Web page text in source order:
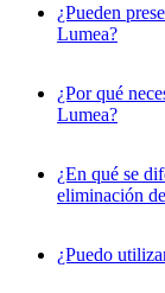
¿Pueden
Lumea?
¿Por qué
Lumea?
¿En qué se
eliminación
¿Puedo